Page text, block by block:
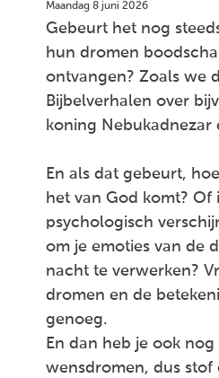
Maandag 8 juni 2026
Gebeurt het nog
hun dromen
ontvangen? Zoals we
Bijbelverhalen over
koning Nebukadnezar
En als dat gebeurt,
het van God komt? Of
psychologisch
om je emoties van de
nacht te verwerken?
dromen en de
genoeg.
En dan heb je ook
wensdromen, dus stof